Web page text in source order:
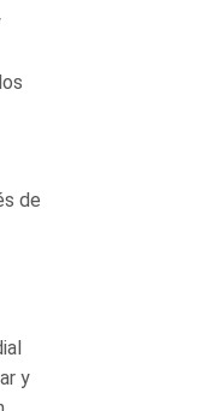
de
y